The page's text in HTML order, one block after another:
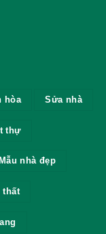
hòa Sửa nhà
thự
Mẫu nhà đẹp
thất